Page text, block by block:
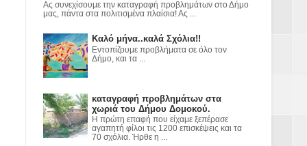
Ας συνεχίσουμε την καταγραφή προβλημάτων στο Δήμο
μας, πάντα στα πολιτισμένα πλαίσια! Ας ...
Καλό μήνα..καλά Σχόλια!!
Εντοπίζουμε προβλήματα σε όλο τον
Δήμο, και τα ...
καταγραφή προβλημάτων στα
χωριά του Δήμου Δομοκού.
Η πρώτη επαφή που είχαμε ξεπέρασε
αγαπητή φίλοι τις 1200 επισκέψεις και τα
70 σχόλια. Ήρθε η ...